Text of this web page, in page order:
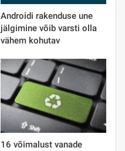
Androidi rakenduse une
jälgimine võib varsti olla
vähem kohutav
16 võimalust vanade